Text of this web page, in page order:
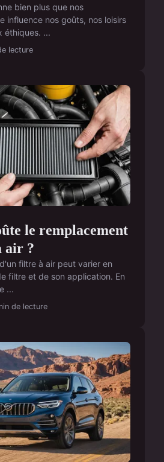
bien plus que nos
influence nos goûts, nos loisirs
éthiques. ...
lecture
le remplacement
air ?
filtre à air peut varier en
filtre et de son application. En
...
de lecture